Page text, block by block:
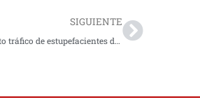
SIGUIENTE
Capturado en Pasto por presunto tráfico de estupefacientes durante controles policiales